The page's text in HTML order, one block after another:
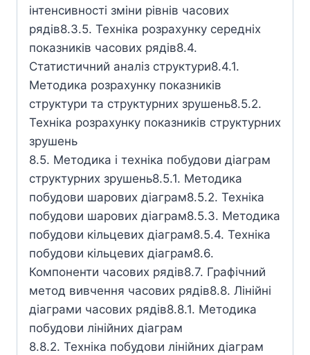
інтенсивності зміни рівнів часових
рядів8.3.5. Техніка розрахунку середніх
показників часових рядів8.4.
Статистичний аналіз структури8.4.1.
Методика розрахунку показників
структури та структурних зрушень8.5.2.
Техніка розрахунку показників структурних
зрушень
8.5. Методика і техніка побудови діаграм
структурних зрушень8.5.1. Методика
побудови шарових діаграм8.5.2. Техніка
побудови шарових діаграм8.5.3. Методика
побудови кільцевих діаграм8.5.4. Техніка
побудови кільцевих діаграм8.6.
Компоненти часових рядів8.7. Графiчний
метод вивчення часових рядів8.8. Лінійні
діаграми часових рядів8.8.1. Методика
побудови лінійних діаграм
8.8.2. Техніка побудови лінійних діаграм